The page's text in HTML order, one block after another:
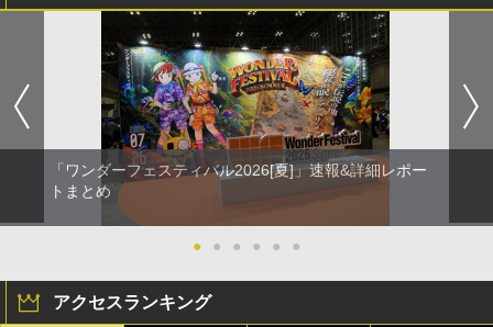
「ワンダーフェスティバル2026[夏]」速報&詳細レポー
トまとめ
● ● ● ● ● ●
アクセスランキング